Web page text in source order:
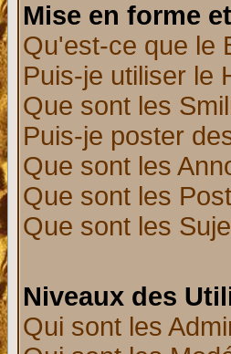
Mise en forme
Qu'est-ce que le
Puis-je utiliser le
Que sont les
Puis-je poster
Que sont les
Que sont les
Que sont les
Niveaux des
Qui sont les